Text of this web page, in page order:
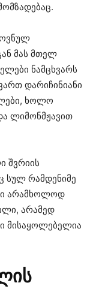
მას მთელ
ნამცხვარს
დარიჩინიანი
ხოლო
ლიმონმჟავით
შვრიის
სულ რამდენიმე
არამხოლოდ
არამედ
მისაყოლებელია